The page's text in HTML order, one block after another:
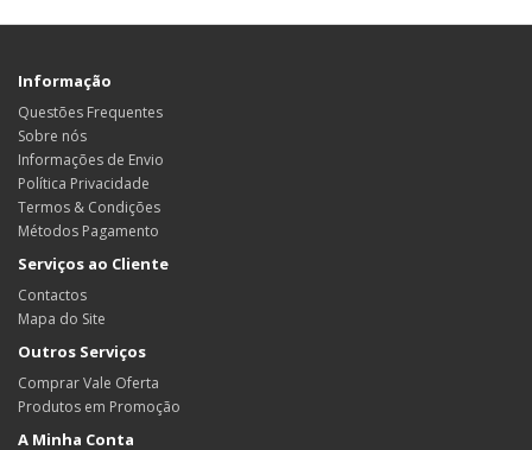
Informação
Questões Frequentes
Sobre nós
Informações de Envio
Política Privacidade
Termos & Condições
Métodos Pagamento
Serviços ao Cliente
Contactos
Mapa do Site
Outros Serviços
Comprar Vale Oferta
Produtos em Promoção
A Minha Conta